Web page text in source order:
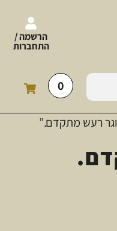
הרשמה /
התחברות
0
רעש מתקדם.”